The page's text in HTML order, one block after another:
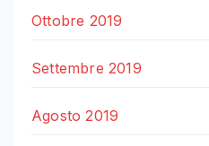
Ottobre 2019
Settembre 2019
Agosto 2019